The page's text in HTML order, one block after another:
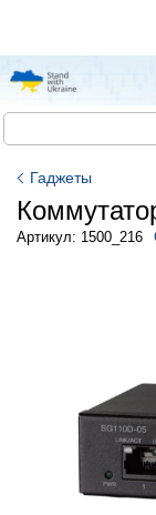
Гаджеты
Артикул: 1500_216